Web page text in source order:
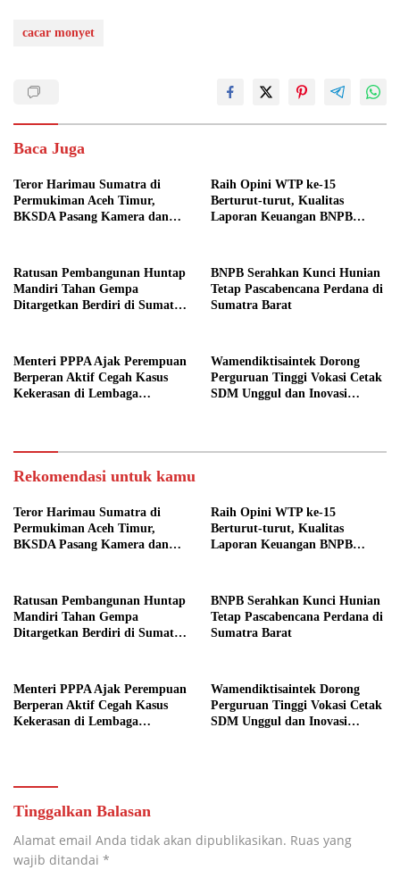
cacar monyet
Baca Juga
Teror Harimau Sumatra di
Permukiman Aceh Timur,
BKSDA Pasang Kamera dan
Raih Opini WTP ke-15
Berturut-turut, Kualitas
Laporan Keuangan BNPB
Ratusan Pembangunan Huntap
Mandiri Tahan Gempa
Ditargetkan Berdiri di Sumatra
BNPB Serahkan Kunci Hunian
Tetap Pascabencana Perdana di
Sumatra Barat
Menteri PPPA Ajak Perempuan
Berperan Aktif Cegah Kasus
Kekerasan di Lembaga
Wamendiktisaintek Dorong
Perguruan Tinggi Vokasi Cetak
SDM Unggul dan Inovasi
Rekomendasi untuk kamu
Teror Harimau Sumatra di
Permukiman Aceh Timur,
BKSDA Pasang Kamera dan
Raih Opini WTP ke-15
Berturut-turut, Kualitas
Laporan Keuangan BNPB
Ratusan Pembangunan Huntap
Mandiri Tahan Gempa
Ditargetkan Berdiri di Sumatra
BNPB Serahkan Kunci Hunian
Tetap Pascabencana Perdana di
Sumatra Barat
Menteri PPPA Ajak Perempuan
Berperan Aktif Cegah Kasus
Kekerasan di Lembaga
Wamendiktisaintek Dorong
Perguruan Tinggi Vokasi Cetak
SDM Unggul dan Inovasi
Tinggalkan Balasan
Alamat email Anda tidak akan dipublikasikan. Ruas yang
wajib ditandai *